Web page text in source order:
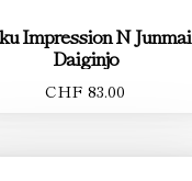
Impression N Junmai
Daiginjo
CHF 83.00